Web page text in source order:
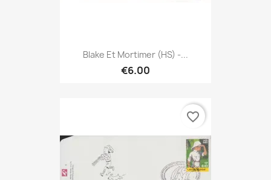
Blake Et Mortimer (HS) -...
€6.00
favorite_border